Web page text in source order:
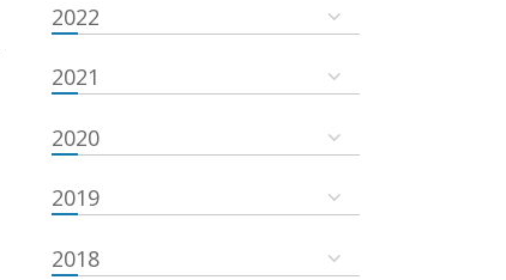
2022
2021
2020
2019
2018